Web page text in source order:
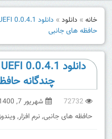
خانه » دانلود »
حافظه های جانبی
چندگانه
72732 شهریور 7, 1400
حافظه های جانبی,نرم افزار,